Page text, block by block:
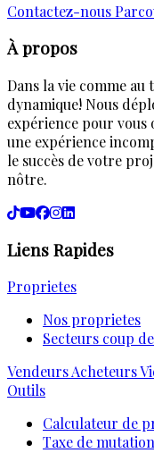
Contactez-nous
À propos
Dans la vie comme au
dynamique! Nous
expérience pour
une expérience
le succès de votre
nôtre.
Liens Rapides
Proprietes
Nos proprietes
Secteurs coup
VendeursAcheteurs
Outils
Calculateur de
Taxe de mutation